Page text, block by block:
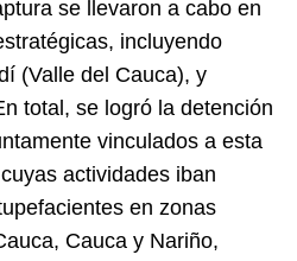
se llevaron a cabo en
incluyendo
(Valle del Cauca), y
total, se logró la detención
vinculados a esta
actividades iban
en zonas
Cauca y Nariño,